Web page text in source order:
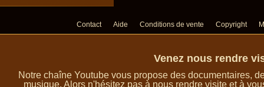
Contact Aide Conditions de vente Copyright
Venez nous rendre
Notre chaîne Youtube vous propose des documentaires,
musique. Alors n'hésitez pas à nous rendre visite et à